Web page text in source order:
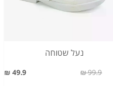
נעל שטוחה
49.9 ₪ 99.9 ₪